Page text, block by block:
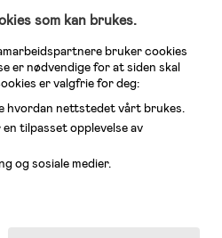
Didriksons, KidKraft, Ergobaby, Philips
som kan brukes.
bruker cookies
er nødvendige for at siden skal
er valgfrie for deg:
hvordan nettstedet vårt brukes.
tilpasset opplevelse av
og sosiale medier.